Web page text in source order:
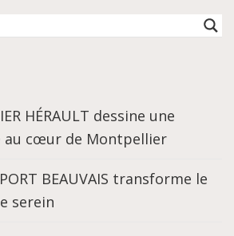
HÉRAULT dessine une
au cœur de Montpellier
BEAUVAIS transforme le
serein